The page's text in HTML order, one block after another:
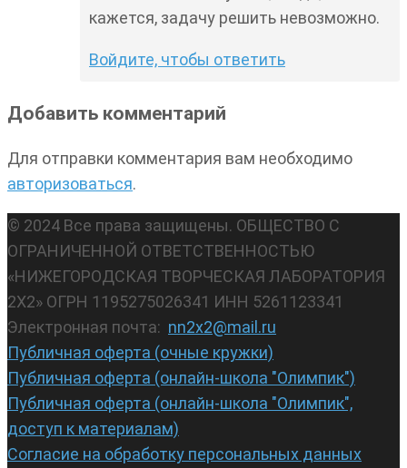
кажется, задачу решить невозможно.
Войдите, чтобы ответить
Добавить комментарий
Для отправки комментария вам необходимо
авторизоваться.
© 2024 Все права защищены. ОБЩЕСТВО С
ОГРАНИЧЕННОЙ ОТВЕТСТВЕННОСТЬЮ
«НИЖЕГОРОДСКАЯ ТВОРЧЕСКАЯ ЛАБОРАТОРИЯ
2Х2» ОГРН 1195275026341 ИНН 5261123341
Электронная почта: nn2x2@mail.ru
Публичная оферта (очные кружки)
Публичная оферта (онлайн-школа "Олимпик")
Публичная оферта (онлайн-школа "Олимпик",
доступ к материалам)
Согласие на обработку персональных данных